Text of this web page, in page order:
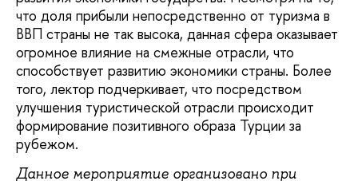
что доля прибыли непосредственно от туризма в
ВВП страны не так высока, данная сфера оказывает
огромное влияние на смежные отрасли, что
способствует развитию экономики страны. Более
того, лектор подчеркивает, что посредством
улучшения туристической отрасли происходит
формирование позитивного образа Турции за
рубежом.
Данное мероприятие организовано при